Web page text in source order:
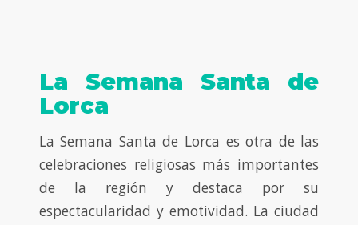
La Semana Santa de
Lorca
La Semana Santa de Lorca es otra de las
celebraciones religiosas más importantes
de la región y destaca por su
espectacularidad y emotividad. La ciudad